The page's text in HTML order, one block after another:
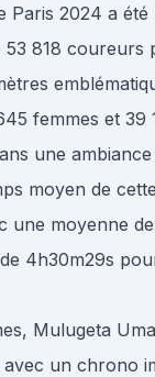
Paris 2024 a
53 818 coureurs
femmes et 39
une
moyen de
une moyenne
4h30m29s
Mulugeta
un chrono